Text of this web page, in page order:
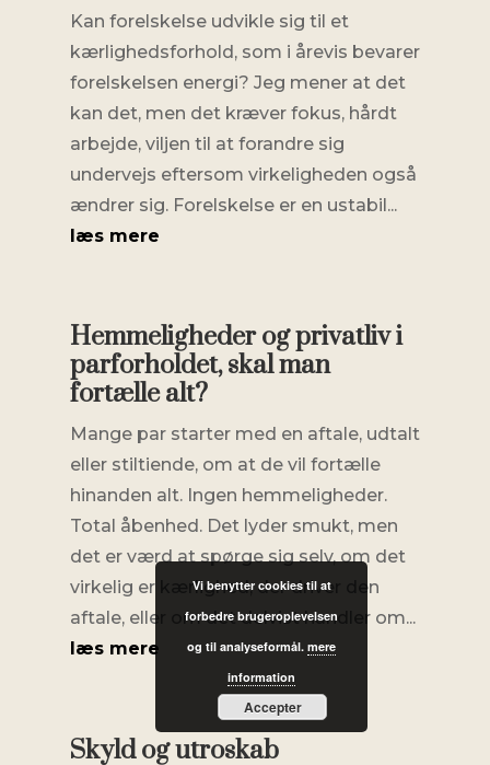
Kan forelskelse udvikle sig til et
kærlighedsforhold, som i årevis bevarer
forelskelsen energi? Jeg mener at det
kan det, men det kræver fokus, hårdt
arbejde, viljen til at forandre sig
undervejs eftersom virkeligheden også
ændrer sig. Forelskelse er en ustabil...
læs mere
Hemmeligheder og privatliv i
parforholdet, skal man
fortælle alt?
Mange par starter med en aftale, udtalt
eller stiltiende, om at de vil fortælle
hinanden alt. Ingen hemmeligheder.
Total åbenhed. Det lyder smukt, men
det er værd at spørge sig selv, om det
virkelig er kærlighed, der driver den
aftale, eller om det delvist handler om...
læs mere
Skyld og utroskab
Vi benytter cookies til at
forbedre brugeroplevelsen
og til analyseformål. mere
information
Accepter